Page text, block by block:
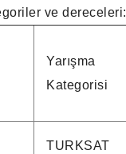
ve dereceleri:
Yarışma
Kategorisi
TURKSAT